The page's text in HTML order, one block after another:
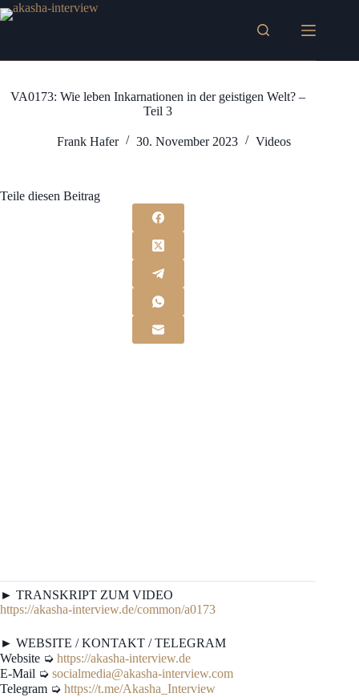
Zum
Inhalt
VA0173: Wie leben Inkarnationen in der geistigen Welt? –
Teil 3
Frank Hafer 30. November 2023 Videos
Teile diesen Beitrag
► TRANSKRIPT ZUM VIDEO
https://akasha-interview.de/common/a0173
► WEBSITE / KONTAKT / TELEGRAM
Website ➭ https://akasha-interview.de
E-Mail ➭ socialmedia@akasha-interview.com
Telegram ➭ https://t.me/Akasha_Interview